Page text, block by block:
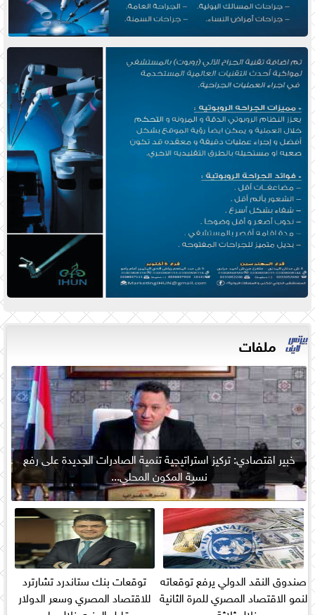
ملفات
خبير اقتصادي: تركيز استراتيجية تنمية الصادرات الجديدة على رفع
نسبة المكون المحلي...
صندوق النقد الدولي يرفع توقعاته
لنمو الاقتصاد المصري للمرة الثانية
توقعات بنك ستاندرد تشارترد
للاقتصاد المصري وسعر الدولار